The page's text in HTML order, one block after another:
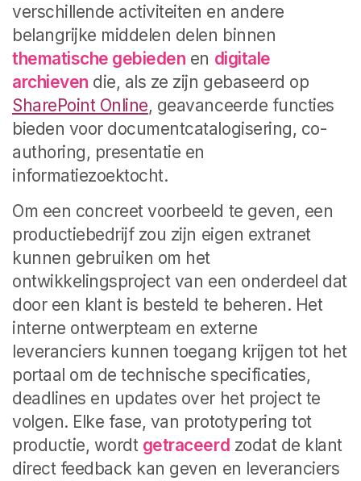
verschillende activiteiten en andere
belangrijke middelen delen binnen
thematische gebieden en digitale
archieven die, als ze zijn gebaseerd op
SharePoint Online, geavanceerde functies
bieden voor documentcatalogisering, co-
authoring, presentatie en
informatiezoektocht.
Om een concreet voorbeeld te geven, een
productiebedrijf zou zijn eigen extranet
kunnen gebruiken om het
ontwikkelingsproject van een onderdeel dat
door een klant is besteld te beheren. Het
interne ontwerpteam en externe
leveranciers kunnen toegang krijgen tot het
portaal om de technische specificaties,
deadlines en updates over het project te
volgen. Elke fase, van prototypering tot
productie, wordt getraceerd zodat de klant
direct feedback kan geven en leveranciers